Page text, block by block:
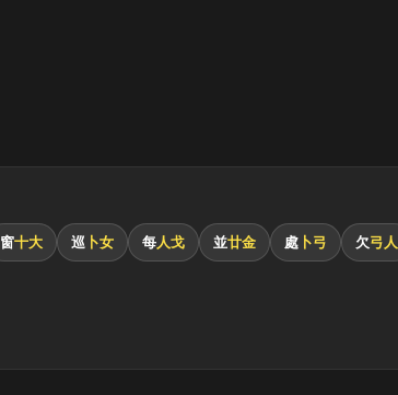
窗十大 巡 卜女 每人戈 並廿金 處 卜弓 欠弓人